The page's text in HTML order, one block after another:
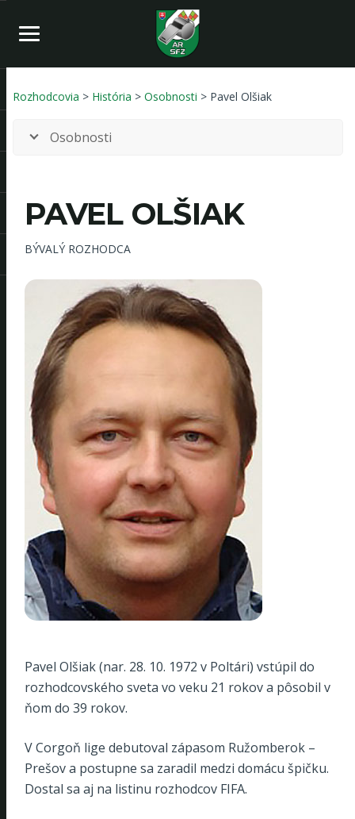
Rozhodcovia > História > Osobnosti > Pavel Olšiak
Osobnosti
PAVEL OLŠIAK
BÝVALÝ ROZHODCA
Pavel Olšiak (nar. 28. 10. 1972 v Poltári) vstúpil do
rozhodcovského sveta vo veku 21 rokov a pôsobil v
ňom do 39 rokov.
V Corgoň lige debutoval zápasom Ružomberok –
Prešov a postupne sa zaradil medzi domácu špičku.
Dostal sa aj na listinu rozhodcov FIFA.